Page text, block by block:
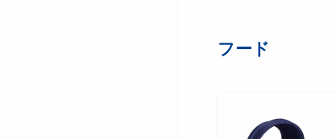
フード